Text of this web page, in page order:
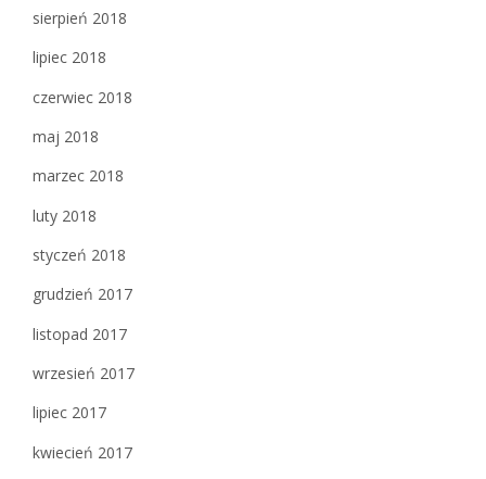
sierpień 2018
lipiec 2018
czerwiec 2018
maj 2018
marzec 2018
luty 2018
styczeń 2018
grudzień 2017
listopad 2017
wrzesień 2017
lipiec 2017
kwiecień 2017